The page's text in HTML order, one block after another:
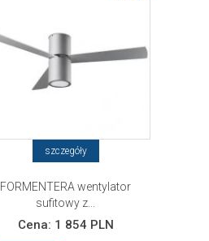
szczegóły
FORMENTERA wentylator
sufitowy z...
Cena: 1 854 PLN